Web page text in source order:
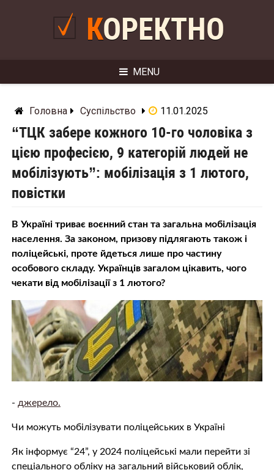
КОРЕКТНО
MENU
Головна Суспільство 11.01.2025
“ТЦК забере кожного 10-го чоловіка з
цією професією, 9 категорій людей не
мобілізують”: мобілізація з 1 лютого,
повістки
В Україні триває воєнний стан та загальна мобілізація
населення. За законом, призову підлягають також і
поліцейські, проте йдеться лише про частину
особового складу. Українців загалом цікавить, чого
чекати від мобілізації з 1 лютого?
- джерело.
Чи можуть мобілізувати поліцейських в Україні
Як інформує “24”, у 2024 поліцейські мали перейти зі
спеціального обліку на загальний військовий облік,